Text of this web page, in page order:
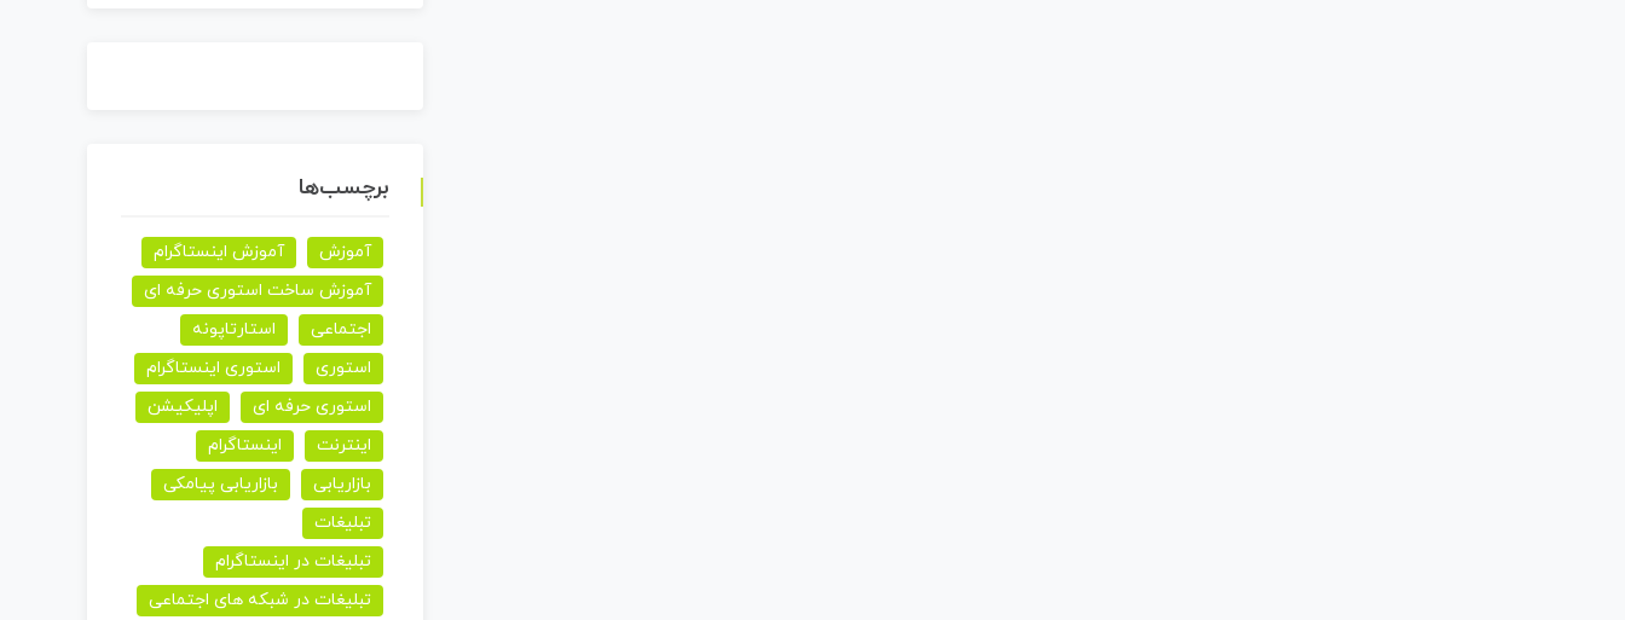
برچسب‌ها
آموزش
آموزش اینستاگرام
آموزش ساخت استوری حرفه ای
اجتماعی
استارتاپونه
استوری
استوری اینستاگرام
استوری حرفه ای
اپلیکیشن
اینترنت
اینستاگرام
بازاریابی
بازاریابی پیامکی
تبلیغات
تبلیغات در اینستاگرام
تبلیغات در شبکه های اجتماعی